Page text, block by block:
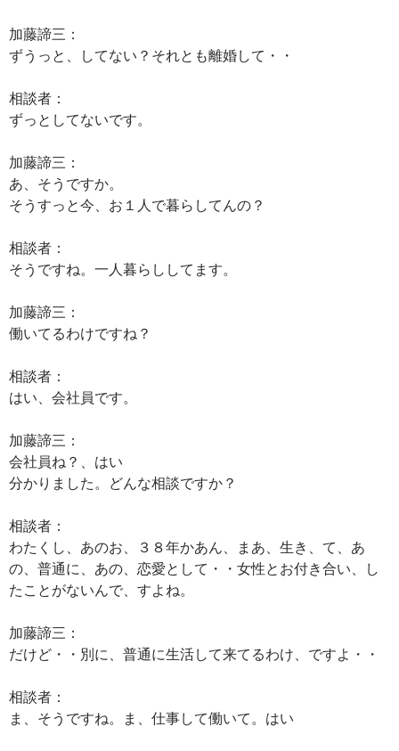
加藤諦三：
ずうっと、してない？それとも離婚して・・
相談者：
ずっとしてないです。
加藤諦三：
あ、そうですか。
そうすっと今、お１人で暮らしてんの？
相談者：
そうですね。一人暮らししてます。
加藤諦三：
働いてるわけですね？
相談者：
はい、会社員です。
加藤諦三：
会社員ね？、はい
分かりました。どんな相談ですか？
相談者：
わたくし、あのお、３８年かあん、まあ、生き、て、あ
の、普通に、あの、恋愛として・・女性とお付き合い、し
たことがないんで、すよね。
加藤諦三：
だけど・・別に、普通に生活して来てるわけ、ですよ・・
相談者：
ま、そうですね。ま、仕事して働いて。はい